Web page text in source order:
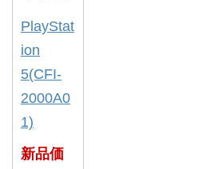
PlayStat
ion
5(CFI-
2000A0
1)
新品価